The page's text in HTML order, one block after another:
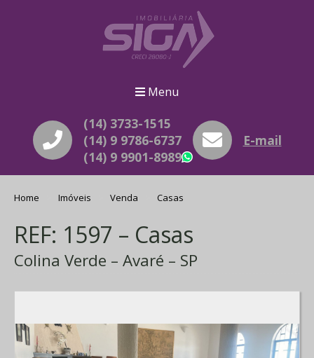
Menu
(14) 3733-1515
(14) 9 9786-6737
(14) 9 9901-8989
WhatsApp
E-mail
Home Imóveis Venda Casas
REF: 1597 – Casas
Colina Verde – Avaré – SP